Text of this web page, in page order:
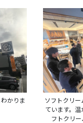
かりま
ソフトクリ
ています。
フトクリー